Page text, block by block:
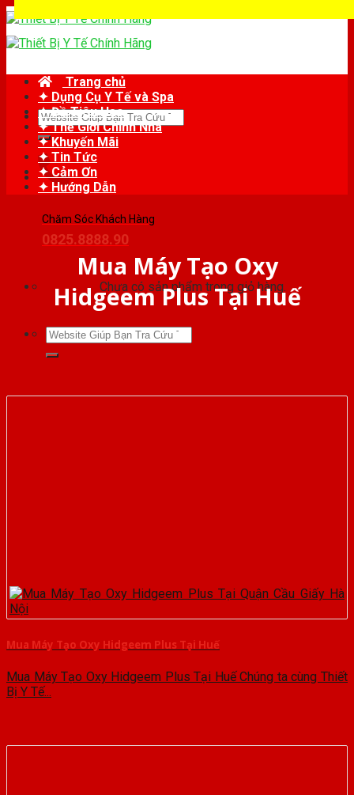
Skip
to
content
Tìm
kiếm:
Chăm Sóc Khách Hàng
0825.8888.90
Chưa có sản phẩm trong giỏ hàng.
Tìm
kiếm:
Trang chủ
✦ Dụng Cụ Y Tế và Spa
✦ Đồ Tiêu Hao
✦ Thế Giới Chỉnh Nha
✦ Khuyến Mãi
✦ Tin Tức
✦ Cảm Ơn
✦ Hướng Dẫn
Mua Máy Tạo Oxy
Hidgeem Plus Tại Huế
Mua Máy Tạo Oxy Hidgeem Plus Tại Huế
Mua Máy Tạo Oxy Hidgeem Plus Tại Huế Chúng ta cùng Thiết
Bị Y Tế...